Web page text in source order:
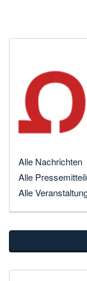
Alle Nachrichten
Alle
Alle